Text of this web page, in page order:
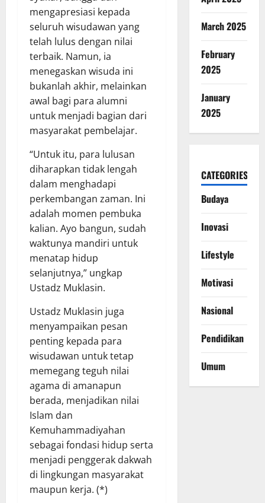
mengapresiasi kepada
seluruh wisudawan yang
telah lulus dengan nilai
terbaik. Namun, ia
menegaskan wisuda ini
bukanlah akhir, melainkan
awal bagi para alumni
untuk menjadi bagian dari
masyarakat pembelajar.
“Untuk itu, para lulusan
diharapkan tidak lengah
dalam menghadapi
perkembangan zaman. Ini
adalah momen pembuka
kalian. Ayo bangun, sudah
waktunya mandiri untuk
menatap hidup
selanjutnya,” ungkap
Ustadz Muklasin.
Ustadz Muklasin juga
menyampaikan pesan
penting kepada para
wisudawan untuk tetap
memegang teguh nilai
agama di amanapun
berada, menjadikan nilai
Islam dan
Kemuhammadiyahan
sebagai fondasi hidup serta
menjadi penggerak dakwah
di lingkungan masyarakat
maupun kerja. (*)
March 2025
February
2025
January
2025
CATEGORIES
Budaya
Inovasi
Lifestyle
Motivasi
Nasional
Pendidikan
Umum